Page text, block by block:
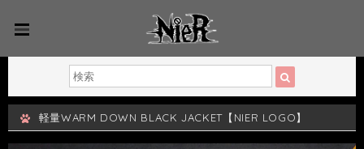
軽量WARM DOWN BLACK JACKET【NIER LOGO】